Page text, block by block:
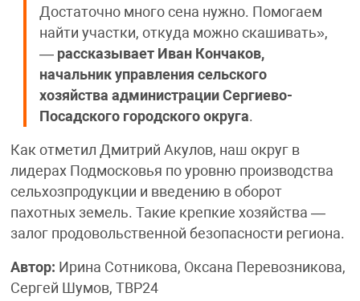
Достаточно много сена нужно. Помогаем
найти участки, откуда можно скашивать»,
— рассказывает Иван Кончаков,
начальник управления сельского
хозяйства администрации Сергиево-
Посадского городского округа.
Как отметил Дмитрий Акулов, наш округ в
лидерах Подмосковья по уровню производства
сельхозпродукции и введению в оборот
пахотных земель. Такие крепкие хозяйства —
залог продовольственной безопасности региона.
Автор: Ирина Сотникова, Оксана Перевозникова,
Сергей Шумов, ТВР24